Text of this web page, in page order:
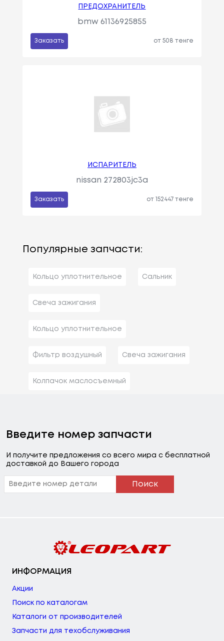
ПРЕДОХРАНИТЕЛЬ
bmw 61136925855
Заказать от 508 тенге
ИСПАРИТЕЛЬ
nissan 272803jc3a
Заказать от 152447 тенге
Популярные запчасти:
Кольцо уплотнительное Сальник
Свеча зажигания
Кольцо уплотнительное
Фильтр воздушный Свеча зажигания
Колпачок маслосъемный
Введите номер запчасти
И получите предложения со всего мира с бесплатной
доставкой до Вашего города
Поиск
ИНФОРМАЦИЯ
Акции
Поиск по каталогам
Каталоги от производителей
Запчасти для техобслуживания